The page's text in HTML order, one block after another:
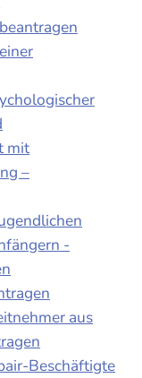
mit
–
-
aus
Beschäftigte